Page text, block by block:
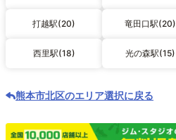
打越駅(20) 竜田口駅(20)
西里駅(18) 光の森駅(15)
熊本市北区のエリア選択に戻る